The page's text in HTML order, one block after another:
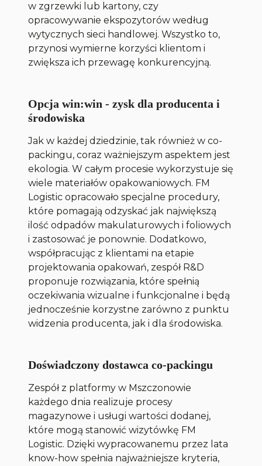
w zgrzewki lub kartony, czy
opracowywanie ekspozytorów według
wytycznych sieci handlowej. Wszystko to,
przynosi wymierne korzyści klientom i
zwiększa ich przewagę konkurencyjną.
Opcja win:win - zysk dla producenta i
środowiska
Jak w każdej dziedzinie, tak również w co-
packingu, coraz ważniejszym aspektem jest
ekologia. W całym procesie wykorzystuje się
wiele materiałów opakowaniowych. FM
Logistic opracowało specjalne procedury,
które pomagają odzyskać jak największą
ilość odpadów makulaturowych i foliowych
i zastosować je ponownie. Dodatkowo,
współpracując z klientami na etapie
projektowania opakowań, zespół R&D
proponuje rozwiązania, które spełnią
oczekiwania wizualne i funkcjonalne i będą
jednocześnie korzystne zarówno z punktu
widzenia producenta, jak i dla środowiska.
Doświadczony dostawca co-packingu
Zespół z platformy w Mszczonowie
każdego dnia realizuje procesy
magazynowe i usługi wartości dodanej,
które mogą stanowić wizytówkę FM
Logistic. Dzięki wypracowanemu przez lata
know-how spełnia najważniejsze kryteria,